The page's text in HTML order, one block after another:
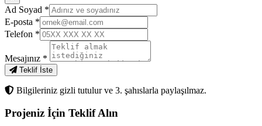
Ad Soyad *
E-posta *
Telefon *
Mesajınız *
Teklif İste
Bilgileriniz gizli tutulur ve 3. şahıslarla paylaşılmaz.
Projeniz İçin Teklif Alın